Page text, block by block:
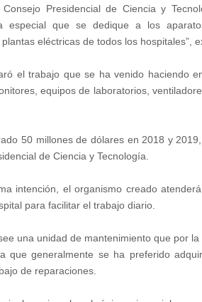
Presidencial de Ciencia y
especial que se dedique a los
eléctricas de todos los hospitales”,
el trabajo que se ha venido haciendo
equipos de laboratorios,
50 millones de dólares en 2018 y
de Ciencia y Tecnología.
intención, el organismo creado
para facilitar el trabajo diario.
una unidad de mantenimiento que por
que generalmente se ha preferido
de reparaciones.